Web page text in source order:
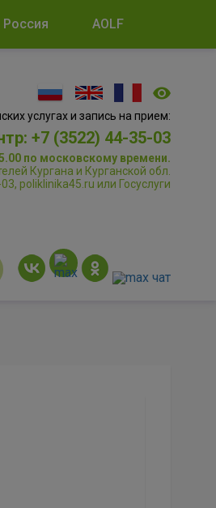
Россия AOLF
услугах и запись на прием:
+7 (3522) 44-35-03
по московскому времени.
Кургана и Курганской обл.
poliklinika45.ru или Госуслуги